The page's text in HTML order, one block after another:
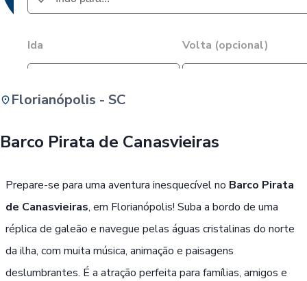
Ida Volta (opcional)
Florianópolis - SC
Barco Pirata de Canasvieiras
Prepare-se para uma aventura inesquecível no Barco Pirata
de Canasvieiras, em Florianópolis! Suba a bordo de uma
réplica de galeão e navegue pelas águas cristalinas do norte
da ilha, com muita música, animação e paisagens
deslumbrantes. É a atração perfeita para famílias, amigos e